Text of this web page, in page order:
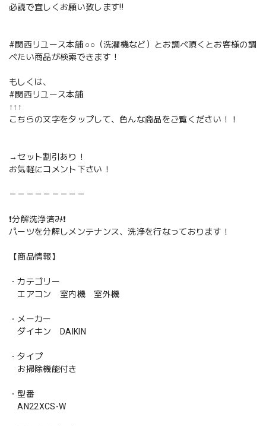
必読で宜しくお願い致します‼️
#関西リユース本舗 ○○（洗濯機など）とお調べ頂くとお客様の調
べたい商品が検索できます！
もしくは、
#関西リユース本舗
↑↑↑
こちらの文字をタップして、色んな商品をご覧ください！！
→セット割引あり！
お気軽にコメント下さい！
－－－－－－－－－
❗️分解洗浄済み❗️
パーツを分解しメンテナンス、洗浄を行なっております！
【商品情報】
・カテゴリー
エアコン 室内機 室外機
・メーカー
ダイキン DAIKIN
・タイプ
お掃除機能付き
・型番
AN22XCS-W